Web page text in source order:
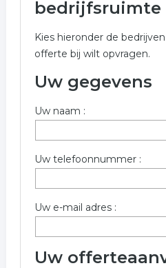
bedrijfsruimte gerelateerde
van Barendrecht voor een
Wilt u informatie opvragen
volledig mogelijk in. De
Trefwoorden:
kantoorruimte
makelaardij onroerend goed
bedrijfsruimte
Kies hieronder de
offerte bij wilt opvragen.
Uw gegevens
Uw naam :
Uw telefoonnummer :
Uw e-mail adres :
Uw